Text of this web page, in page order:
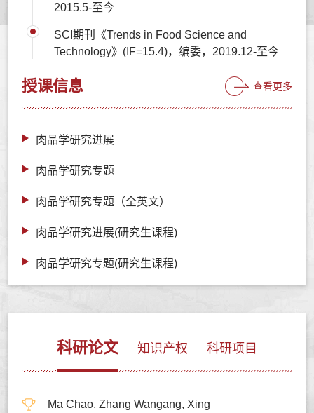
2015.5-至今
SCI期刊《Trends in Food Science and
Technology》(IF=15.4)，编委，2019.12-至今
授课信息 查看更多
肉品学研究进展
肉品学研究专题
肉品学研究专题（全英文）
肉品学研究进展(研究生课程)
肉品学研究专题(研究生课程)
科研论文 知识产权 科研项目
Ma Chao, Zhang Wangang, Xing